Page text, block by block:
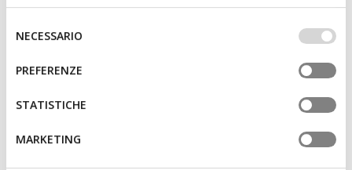
base dei tuoi gusti ed interessi. Selezionando
IMPOSTAZIONI potrai anche scegliere quali cookies ed
altri strumenti di tracciamento autorizzare. Per maggiori
informazioni o per modificare in qualsiasi momento le
tue impostazioni, visita la nostra
del
consenso
NECESSARIO
PREFERENZE
STATISTICHE
MARKETING